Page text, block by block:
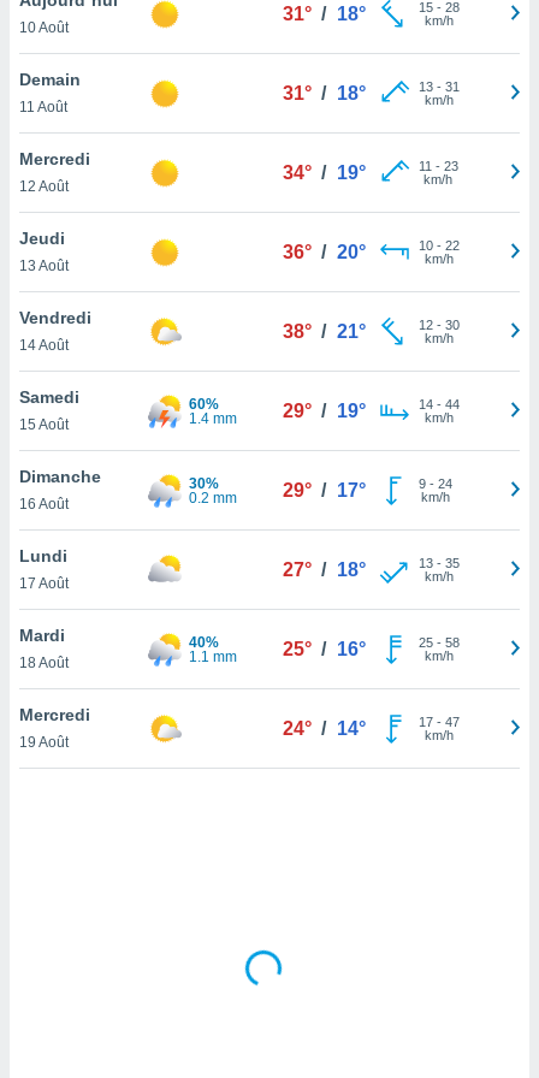
et
»,
au
vous
qu'ils
ou
le
ainsi
un
la
du
en
de
10 Août
31° / 18° 15- 28
km/h
Demain
11 Août
31° / 18° 13- 31
km/h
Mercredi
12 Août
34° / 19° 11 - 23
km/h
Jeudi
13 Août
36° / 20° 10- 22
km/h
Vendredi
14 Août
38° / 21° 12- 30
km/h
Samedi
15 Août
60%
1.4 mm
29° / 19° 14- 44
km/h
Dimanche
16 Août
30%
0.2 mm
29° / 17° 9- 24
km/h
Lundi
17 Août
27° / 18° 13- 35
km/h
Mardi
18 Août
40%
1.1 mm
25° / 16° 25- 58
km/h
Mercredi
19 Août
24° / 14° 17- 47
km/h